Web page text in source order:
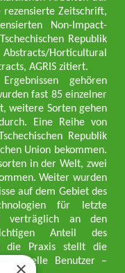
rezensierte Zeitschrift,
Non-Impact-
Republik
Horticultural
AGRIS zitiert.
gehören
fast 85 einzelner
weitere Sorten gehen
Eine Reihe von
Republik
Union bekommen.
in der Welt, zwei
Weiter wurden
auf dem Gebiet des
für letzte
verträglich an den
Anteil des
die Praxis stellt die
Benutzer –